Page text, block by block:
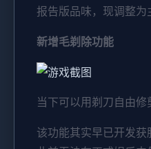
报告版品味，现调整
新增毛剃除功能
当下可以用剃刀自由修
该功能其实早已开发获